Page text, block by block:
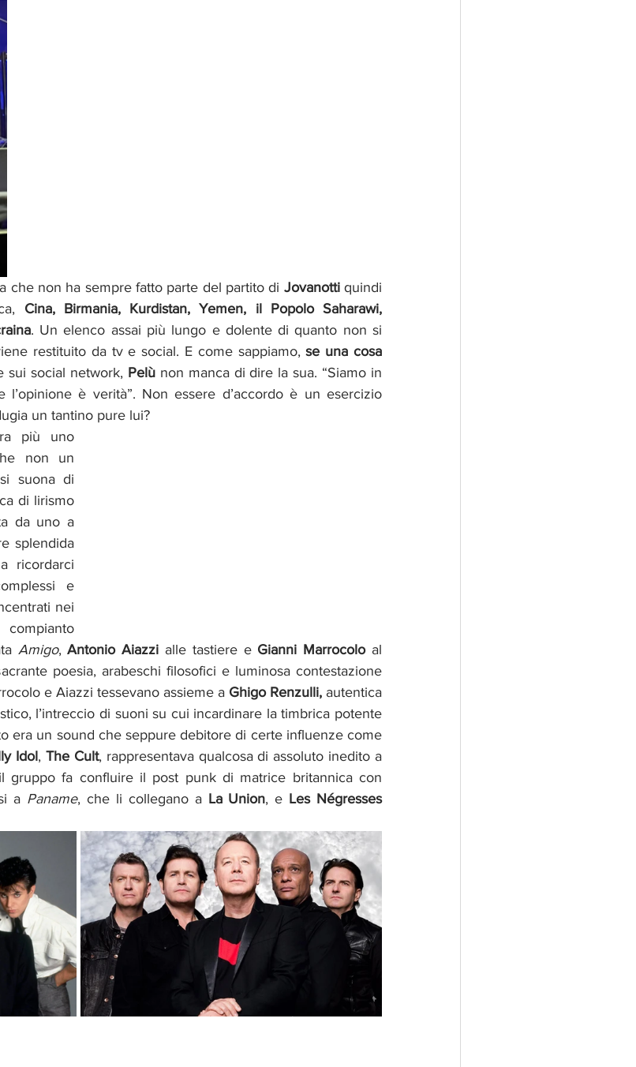
che non ha sempre fatto parte del partito di Jovanotti quindi
Cina, Birmania, Kurdistan, Yemen, il Popolo Saharawi,
. Un elenco assai più lungo e dolente di quanto non si
restituito da tv e social. E come sappiamo, se una cosa
sui social network, Pelù non manca di dire la sua. “Siamo in
l’opinione è verità”. Non essere d’accordo è un esercizio
un tantino pure lui?
più uno
non un
suona di
di lirismo
da uno a
splendida
ricordarci
e
nei
Amigo, Antonio Aiazzi alle tastiere e Gianni Marrocolo al
poesia, arabeschi filosofici e luminosa contestazione
e Aiazzi tessevano assieme a Ghigo Renzulli, autentica
l’intreccio di suoni su cui incardinare la timbrica potente
era un sound che seppure debitore di certe influenze come
Idol, The Cult, rappresentava qualcosa di assoluto inedito a
gruppo fa confluire il post punk di matrice britannica con
a Paname, che li collegano a La Union, e Les Négresses